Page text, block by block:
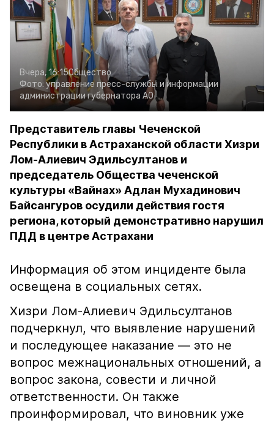
Вчера, 16:15Общество
Фото: управление пресс-службы и информации
администрации губернатора АО
Представитель главы Чеченской
Республики в Астраханской области Хизри
Лом-Алиевич Эдильсултанов и
председатель Общества чеченской
культуры «Вайнах» Адлан Мухадинович
Байсангуров осудили действия гостя
региона, который демонстративно нарушил
ПДД в центре Астрахани
Информация об этом инциденте была
освещена в социальных сетях.
Хизри Лом-Алиевич Эдильсултанов
подчеркнул, что выявление нарушений
и последующее наказание — это не
вопрос межнациональных отношений, а
вопрос закона, совести и личной
ответственности. Он также
проинформировал, что виновник уже